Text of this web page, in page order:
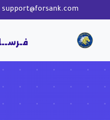
support@forsank.com
فـرســا